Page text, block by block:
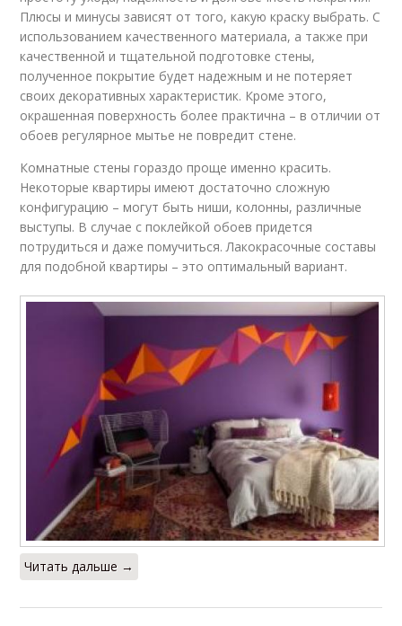
Плюсы и минусы зависят от того, какую краску выбрать. С
использованием качественного материала, а также при
качественной и тщательной подготовке стены,
полученное покрытие будет надежным и не потеряет
своих декоративных характеристик. Кроме этого,
окрашенная поверхность более практична – в отличии от
обоев регулярное мытье не повредит стене.
Комнатные стены гораздо проще именно красить.
Некоторые квартиры имеют достаточно сложную
конфигурацию – могут быть ниши, колонны, различные
выступы. В случае с поклейкой обоев придется
потрудиться и даже помучиться. Лакокрасочные составы
для подобной квартиры – это оптимальный вариант.
Читать дальше →